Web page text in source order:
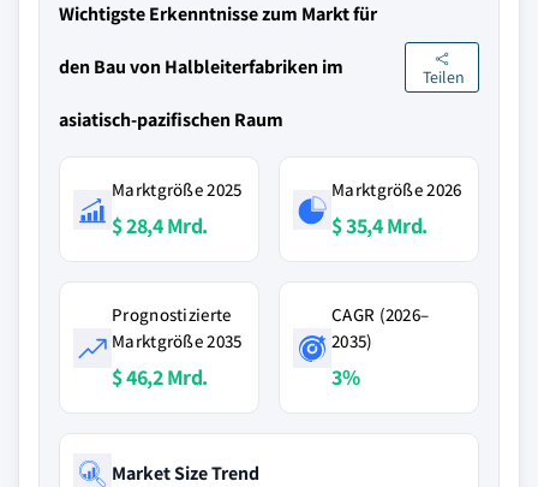
Wichtigste Erkenntnisse zum Markt für
den Bau von Halbleiterfabriken im
asiatisch-pazifischen Raum
Teilen
Marktgröße 2025
$ 28,4 Mrd.
Marktgröße 2026
$ 35,4 Mrd.
Prognostizierte
Marktgröße 2035
$ 46,2 Mrd.
CAGR (2026–
2035)
3%
Market Size Trend